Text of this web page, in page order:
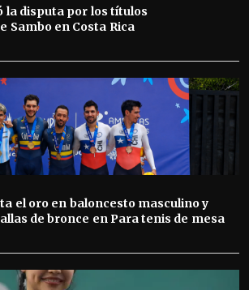
la disputa por los títulos
Sambo en Costa Rica
el oro en baloncesto masculino y
de bronce en Para tenis de mesa